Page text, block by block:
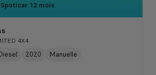
12 mois
4X4
2020 Manuelle